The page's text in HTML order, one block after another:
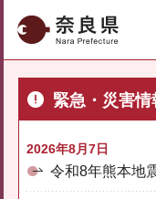
奈良県
緊急・災害情
2026年8月7日
令和8年熊本地